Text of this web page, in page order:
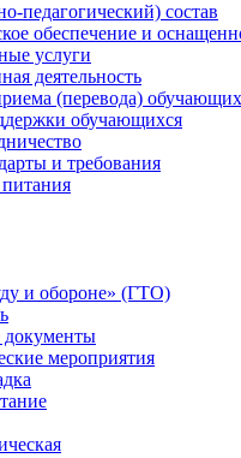
педагогический) состав
обеспечение и
услуги
деятельность
(перевода)
обучающихся
и требования
и обороне» (ГТО)
мероприятия